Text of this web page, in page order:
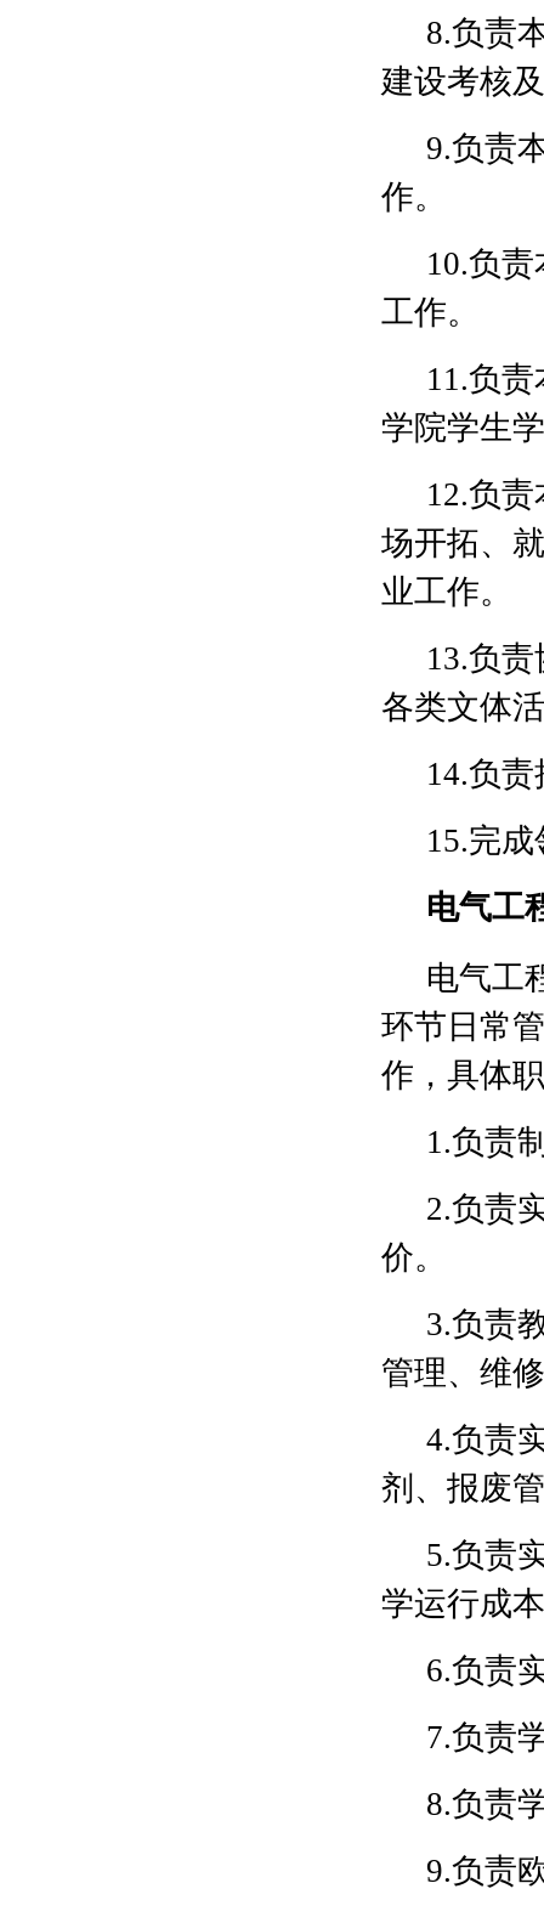
8.负责
建设考核
9.负责
作。
10.负
工作。
11.负
学院学生
12.负
场开拓、
业工作。
13.负
各类文体
14.负
15.完
电气工
电气工
环节日常
作，具体
1.负责
2.负责
价。
3.负责
管理、维
4.负责
剂、报废
5.负责
学运行成
6.负责
7.负责
8.负责
9.负责